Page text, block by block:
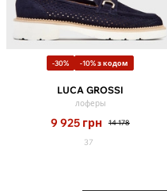
-30% -10% з кодом
LUCA GROSSI
лоферы
9 925 грн 14 178
37